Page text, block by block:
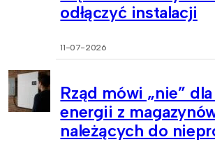
odłączyć instalacji
11-07-2026
Rząd mówi „nie”
energii z
należących do